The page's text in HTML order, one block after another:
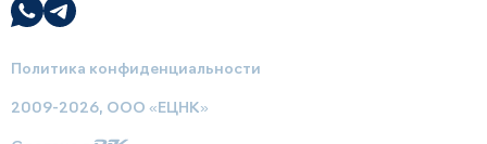
Политика конфиденциальности
2009-2026, ООО «ЕЦНК»